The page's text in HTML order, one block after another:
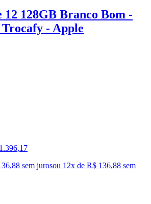
12 128GB Branco Bom -
- Apple
1.396,17
sem jurosou 12x de R$ 136,88 sem